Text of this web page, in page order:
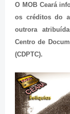
O MOB Ceará
os créditos do
outrora
Centro de
(CDPTC).